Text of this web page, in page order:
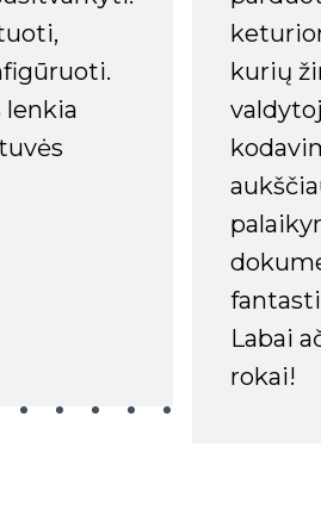
lenkia
kurių
Labai
rokai!